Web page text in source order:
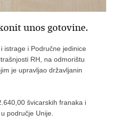
unos gotovine.
istrage i Područne jedinice
RH, na odmorištu
je upravljao državljanin
švicarskih franaka i
područje Unije.